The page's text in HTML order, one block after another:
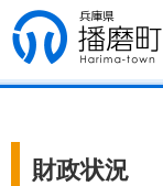
兵庫県 播磨
町
財政状況